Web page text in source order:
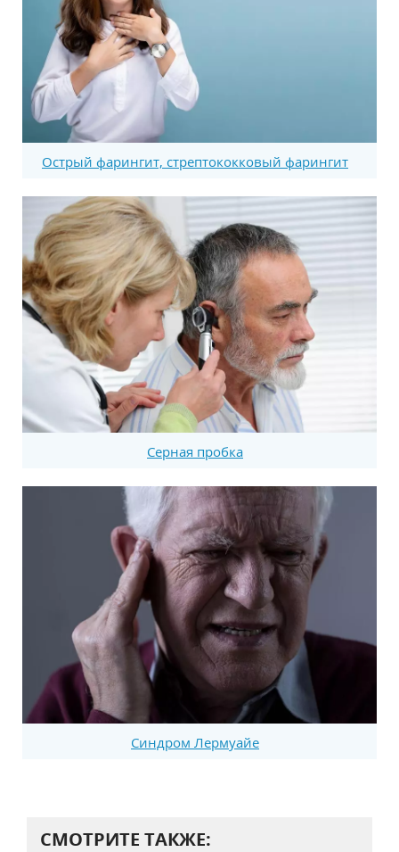
Острый фарингит, стрептококковый фарингит
Серная пробка
Синдром Лермуайе
СМОТРИТЕ ТАКЖЕ: